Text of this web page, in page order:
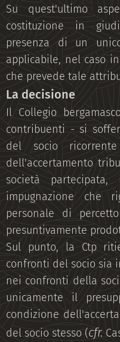
Su quest'ultimo
costituzione in
presenza di un
applicabile, nel caso
che prevede tale
La decisione
Il Collegio
contribuenti - si
del socio
dell'accertamento
società
impugnazione che
personale di
presuntivamente
Sul punto, la Ctp
confronti del socio sia
nei confronti della
unicamente il
condizione
del socio stesso (cfr.